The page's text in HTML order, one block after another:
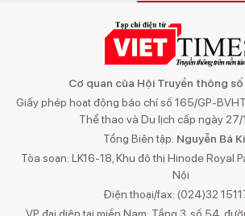
Cơ quan của Hội Truyền thông
Giấy phép hoạt động báo chí số 165/GP-
Thể thao và Du lịch cấp ngày 27/
Tổng Biên tập: Nguyễn Bá
Tòa soạn: LK16-18, Khu đô thị Hinode Royal
Nội
Điện thoại/fax: (024)32